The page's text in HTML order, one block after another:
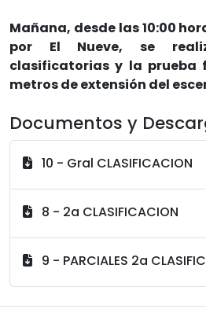
Mañana, desde las 10:00
por El Nueve, se
clasificatorias y la prueba
metros de extensión del
Documentos y
10 - Gral CLASIFICACION
8 - 2a CLASIFICACION
9 - PARCIALES 2a